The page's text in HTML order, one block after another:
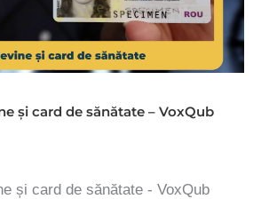
și card de sănătate – VoxQub
și card de sănătate - VoxQub